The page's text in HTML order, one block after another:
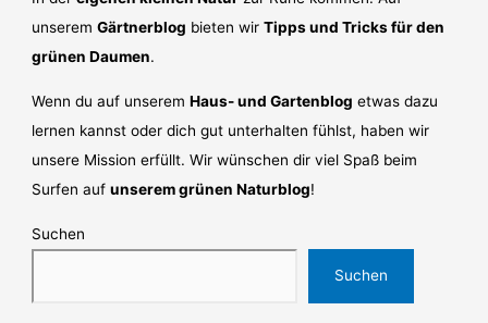
unseremGärtnerblog bieten wirTipps und Tricks für den
grünen Daumen.
Wenn du auf unseremHaus- und Gartenblog etwas dazu
lernen kannst oder dich gut unterhalten fühlst, haben wir
unsere Mission erfüllt. Wir wünschen dir viel Spaß beim
Surfen aufunserem grünen Naturblog!
Suchen
Suchen